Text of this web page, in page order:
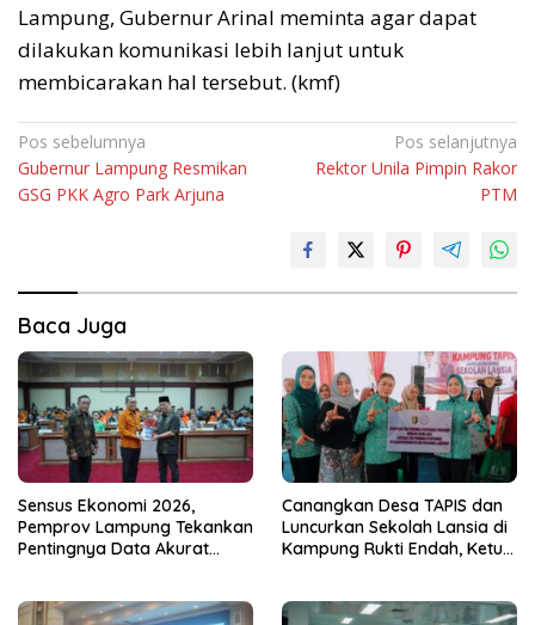
Lampung, Gubernur Arinal meminta agar dapat
dilakukan komunikasi lebih lanjut untuk
membicarakan hal tersebut. (kmf)
Navigasi
pos
Pos sebelumnya
Gubernur Lampung Resmikan
GSG PKK Agro Park Arjuna
Pos selanjutnya
Rektor Unila Pimpin Rakor
PTM
Baca Juga
Sensus Ekonomi 2026,
Pemprov Lampung Tekankan
Pentingnya Data Akurat
Canangkan Desa TAPIS dan
Luncurkan Sekolah Lansia di
Kampung Rukti Endah, Ketua
dari Desa